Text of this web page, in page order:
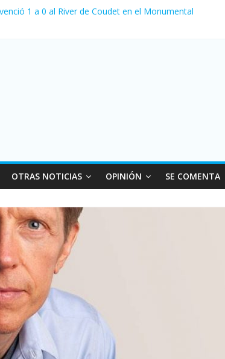
de la venta de autos usados en julio: bajó un 12,6%
asumió Milei cerraron 41.000 kioscos: el sector
de invierno con más movimiento y consumo
OTRAS NOTICIAS OPINIÓN SE COMENTA